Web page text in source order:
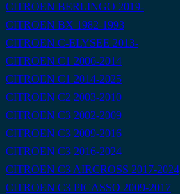
CITROEN BERLINGO 2019-
CITROEN BX 1982-1993
CITROEN C-ELYSEE 2013-
CITROEN C1 2006-2014
CITROEN C1 2014-2025
CITROEN C2 2003-2010
CITROEN C3 2002-2009
CITROEN C3 2009-2016
CITROEN C3 2016-2024
CITROEN C3 AIRCROSS 2017-2024
CITROEN C3 PICASSO 2009-2017